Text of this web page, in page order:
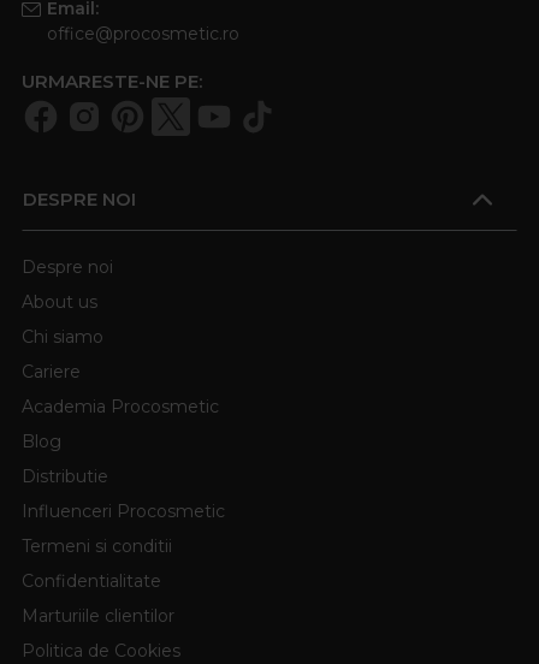
Email:
office@procosmetic.ro
URMARESTE-NE PE:
DESPRE NOI
Despre noi
About us
Chi siamo
Cariere
Academia Procosmetic
Blog
Distributie
Influenceri Procosmetic
Termeni si conditii
Confidentialitate
Marturiile clientilor
Politica de Cookies